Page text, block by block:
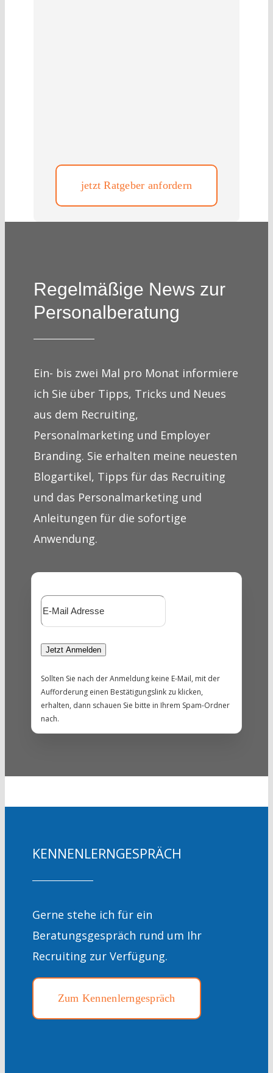
jetzt Ratgeber anfordern
Regelmäßige News zur
Personalberatung
Ein- bis zwei Mal pro Monat informiere
ich Sie über Tipps, Tricks und Neues
aus dem Recruiting,
Personalmarketing und Employer
Branding. Sie erhalten meine neuesten
Blogartikel, Tipps für das Recruiting
und das Personalmarketing und
Anleitungen für die sofortige
Anwendung.
Sollten Sie nach der Anmeldung keine E-Mail, mit der
Aufforderung einen Bestätigungslink zu klicken,
erhalten, dann schauen Sie bitte in Ihrem Spam-Ordner
nach.
KENNENLERNGESPRÄCH
Gerne stehe ich für ein
Beratungsgespräch rund um Ihr
Recruiting zur Verfügung.
Zum Kennenlerngespräch